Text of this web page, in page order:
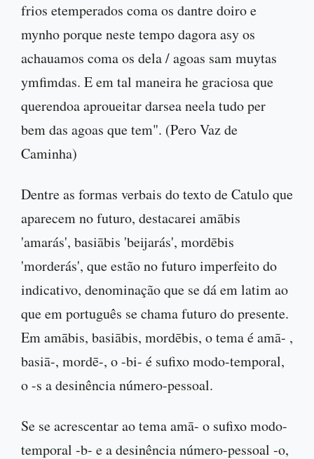
frios etemperados coma os dantre doiro e
mynho porque neste tempo dagora asy os
achauamos coma os dela / agoas sam muytas
ymfimdas. E em tal maneira he graciosa que
querendoa aproueitar darsea neela tudo per
bem das agoas que tem". (Pero Vaz de
Caminha)
Dentre as formas verbais do texto de Catulo que
aparecem no futuro, destacarei amābis
'amarás', basiābis 'beijarás', mordēbis
'morderás', que estão no futuro imperfeito do
indicativo, denominação que se dá em latim ao
que em português se chama futuro do presente.
Em amābis, basiābis, mordēbis, o tema é amā- ,
basiā-, mordē-, o -bi- é sufixo modo-temporal,
o -s a desinência número-pessoal.
Se se acrescentar ao tema amā- o sufixo modo-
temporal -b- e a desinência número-pessoal -o,